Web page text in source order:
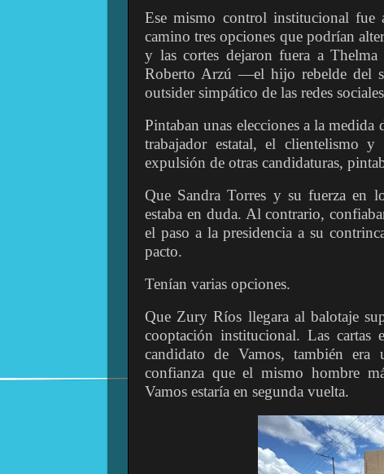
Ese mismo control institucional fue
camino tres opciones que podrían
y las cortes dejaron fuera a
Roberto Arzú —el hijo rebelde del
outsider simpático de las redes
Pintaban unas elecciones a la
trabajador estatal, el clientelismo
expulsión de otras candidaturas,
Que Sandra Torres y su fuerza en
estaba en duda. Al contrario,
el paso a la presidencia a su
pacto.
Tenían varias opciones.
Que Zury Ríos llegara al balotaje
cooptación institucional. Las cartas
candidato de Vamos, también era
confianza que el mismo hombre
Vamos estaría en segunda vuelta.